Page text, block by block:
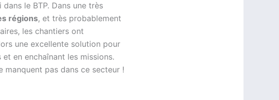
le BTP. Dans une très
régions, et très probablement
les chantiers ont
une excellente solution pour
en enchaînant les missions.
manquent pas dans ce secteur !